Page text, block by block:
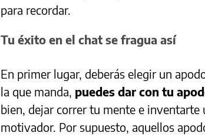
para recordar.
Tu éxito en el chat se fragua así
En primer lugar, deberás elegir un
la que manda, puedes dar con tu
bien, dejar correr tu mente e inventarte
motivador. Por supuesto, aquellos